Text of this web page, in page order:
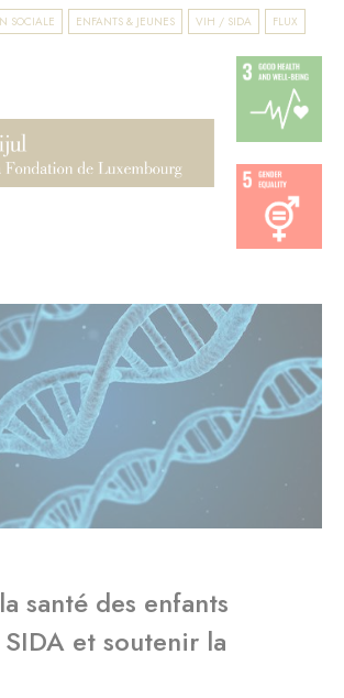
SOCIALE ENFANTS & JEUNES VIH / SIDA FLUX
santé des enfants
et soutenir la